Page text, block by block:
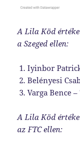
A Lila Köd
a Szeged ellen:
Iyinbor
Belényesi
Varga Bence
A Lila Köd
az FTC ellen: